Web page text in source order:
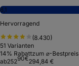
8,1
Hervorragend
(8.430)
51 Varianten
14% Rabattzum ⌀-Bestpreis
ab25290€294,84 €